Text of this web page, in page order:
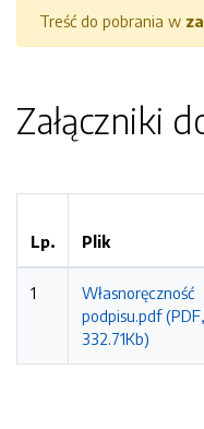
Treść do pobrania w
Załączniki
Lp. Plik
1
Własnoręczność
podpisu.pdf (PDF,
332.71Kb)